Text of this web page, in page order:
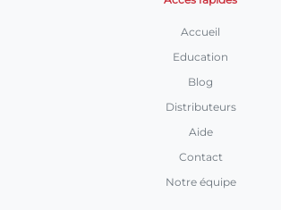
Accueil
Education
Blog
Distributeurs
Aide
Contact
Notre équipe